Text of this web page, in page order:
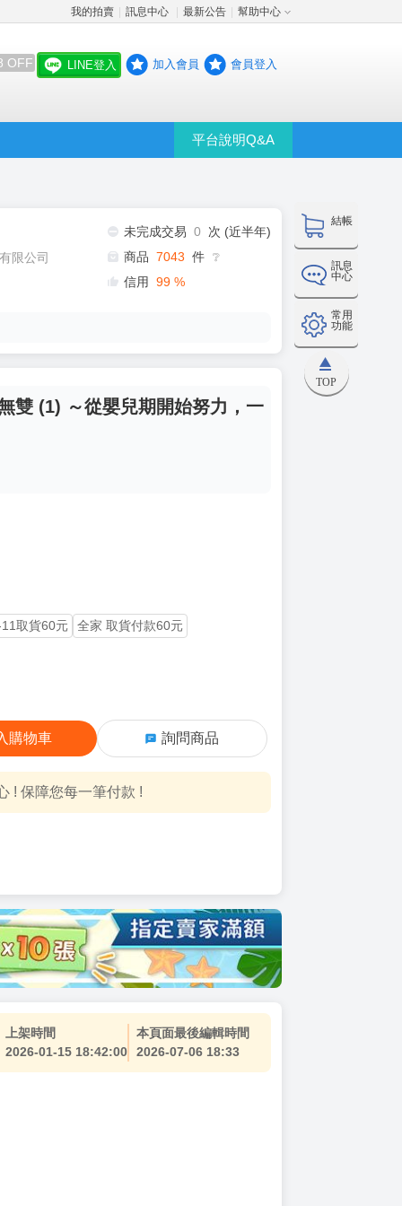
我的拍賣 訊息中心 最新公告 幫助中心
OFF LINE登入 加入會員 會員登入
平台說明Q&A
結帳
訊息
中心
常用
功能
TOP
限公司
未完成交易 0
次 (近半年)
商品 7043 件 ❔
信用 99 %
雙 (1) ～從嬰兒期開始努力，一
取貨60元
全家 取貨付款60元
購物車 詢問商品
! 保障您每一筆付款 !